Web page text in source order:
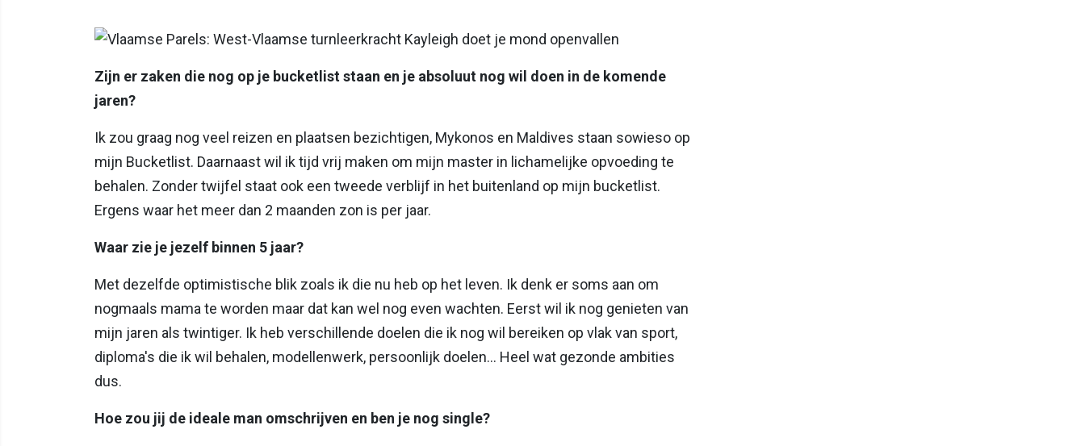
Zijn er zaken die nog op je bucketlist staan en je absoluut nog wil doen in de komende
jaren?
Ik zou graag nog veel reizen en plaatsen bezichtigen, Mykonos en Maldives staan sowieso op
mijn Bucketlist. Daarnaast wil ik tijd vrij maken om mijn master in lichamelijke opvoeding te
behalen. Zonder twijfel staat ook een tweede verblijf in het buitenland op mijn bucketlist.
Ergens waar het meer dan 2 maanden zon is per jaar.
Waar zie je jezelf binnen 5 jaar?
Met dezelfde optimistische blik zoals ik die nu heb op het leven. Ik denk er soms aan om
nogmaals mama te worden maar dat kan wel nog even wachten. Eerst wil ik nog genieten van
mijn jaren als twintiger. Ik heb verschillende doelen die ik nog wil bereiken op vlak van sport,
diploma's die ik wil behalen, modellenwerk, persoonlijk doelen... Heel wat gezonde ambities
dus.
Hoe zou jij de ideale man omschrijven en ben je nog single?